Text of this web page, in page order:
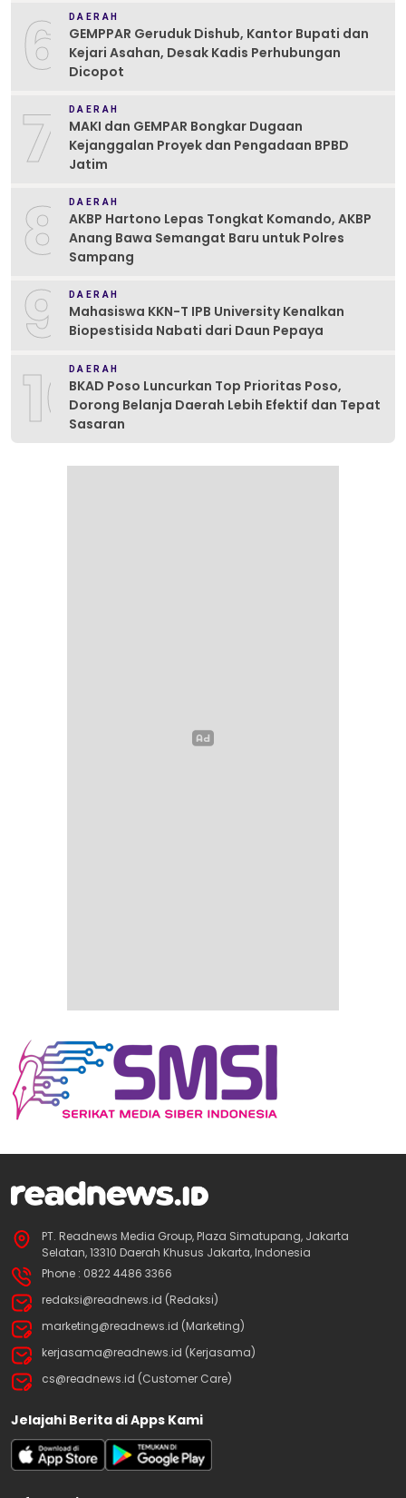
6 DAERAH
GEMPPAR Geruduk Dishub, Kantor Bupati dan
Kejari Asahan, Desak Kadis Perhubungan
Dicopot
7 DAERAH
MAKI dan GEMPAR Bongkar Dugaan
Kejanggalan Proyek dan Pengadaan BPBD
Jatim
8 DAERAH
AKBP Hartono Lepas Tongkat Komando, AKBP
Anang Bawa Semangat Baru untuk Polres
Sampang
9 DAERAH
Mahasiswa KKN-T IPB University Kenalkan
Biopestisida Nabati dari Daun Pepaya
10DAERAH
BKAD Poso Luncurkan Top Prioritas Poso,
Dorong Belanja Daerah Lebih Efektif dan Tepat
Sasaran
PT. Readnews Media Group, Plaza Simatupang, Jakarta
Selatan, 13310 Daerah Khusus Jakarta, Indonesia
Phone : 0822 4486 3366
redaksi@readnews.id (Redaksi)
marketing@readnews.id (Marketing)
kerjasama@readnews.id (Kerjasama)
cs@readnews.id (Customer Care)
Jelajahi Berita di Apps Kami